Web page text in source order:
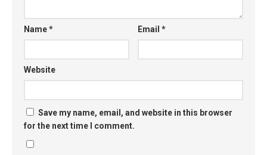
Name* Email*
Website
Save my name, email, and website in this browser
for the next time I comment.